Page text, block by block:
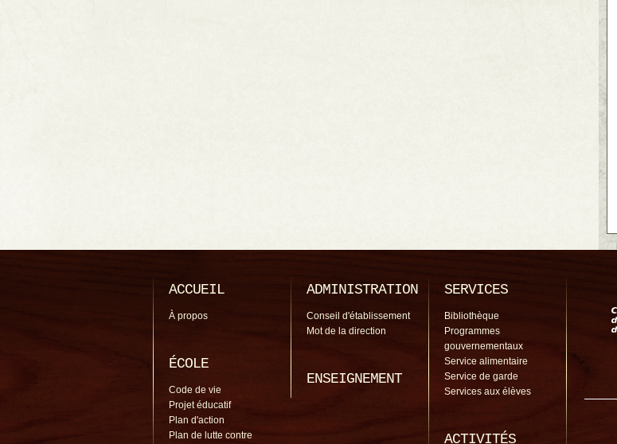
ACCUEIL
À propos
ÉCOLE
Code de vie
Projet éducatif
Plan d'action
Plan de lutte contre
ADMINISTRATION
Conseil d'établissement
Mot de la direction
ENSEIGNEMENT
SERVICES
Bibliothèque
Programmes
gouvernementaux
Service alimentaire
Service de garde
Services aux élèves
ACTIVITÉS